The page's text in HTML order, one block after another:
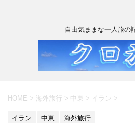
自由気ままな一人旅の
HOME > 海外旅行 > 中東 > イラン >
イラン 中東 海外旅行